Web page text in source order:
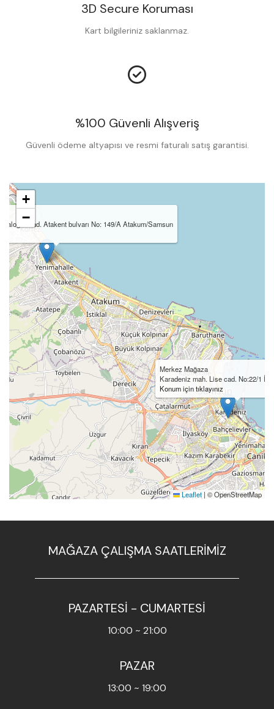
3D Secure Koruması
Kart bilgileriniz saklanmaz.
%100 Güvenli Alışveriş
Güvenli ödeme altyapısı ve resmi faturalı satış garantisi.
Merkez Mağaza
Karadeniz mah. Lise cad. No:22/1
Konum için tıklayınız
Cad. Atakent bulvarı No: 149/A Atakum/Samsun
+
−
Leaflet | © OpenStreetMap
MAĞAZA ÇALIŞMA SAATLERİMİZ
PAZARTESİ - CUMARTESİ
10:00 ~ 21:00
PAZAR
13:00 ~ 19:00